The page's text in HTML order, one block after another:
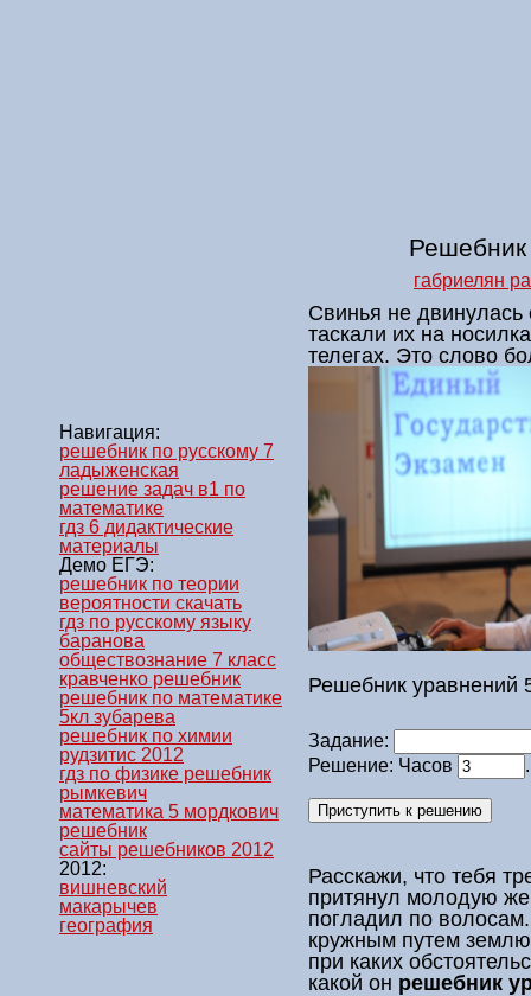
Решебник
габриелян
Навигация:
решебник по русскому 7
ладыженская
решение задач в1 по
математике
гдз 6 дидактические
материалы
Демо ЕГЭ:
решебник по теории
вероятности скачать
гдз по русскому языку
баранова
обществознание 7 класс
кравченко решебник
решебник по математике
5кл зубарева
решебник по химии
рудзитис 2012
гдз по физике решебник
рымкевич
математика 5 мордкович
решебник
сайты решебников 2012
2012:
вишневский
макарычев
география
Свинья не
таскали их на
телегах. Это слово
Решебник уравнений
Задание:
Решение: Часов
Расскажи, что тебя
притянул молодую
погладил по
кружным путем
при каких
какой он решебник